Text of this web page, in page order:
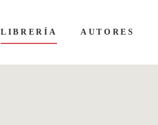
LIBRERÍA AUTORES